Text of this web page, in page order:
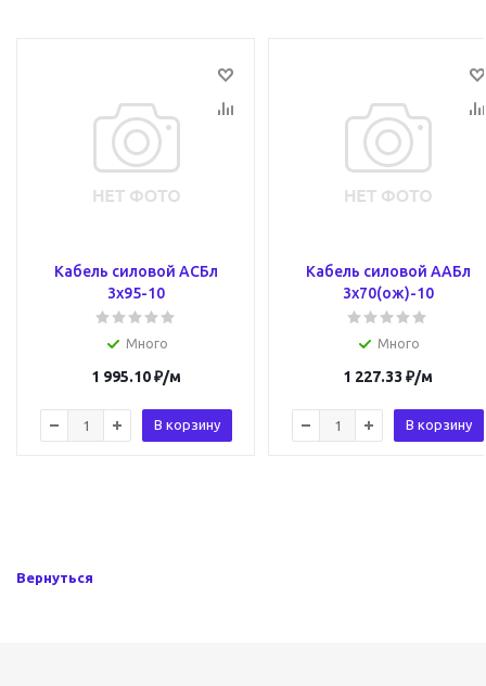
Кабель силовой АСБл
3х95-10
Много
1 995.10₽/м
В корзину
Кабель силовой ААБл
3х70(ож)-10
Много
1 227.33 ₽/м
В корзину
Вернуться